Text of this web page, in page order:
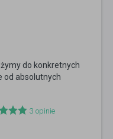
do konkretnych
od absolutnych
3 opinie